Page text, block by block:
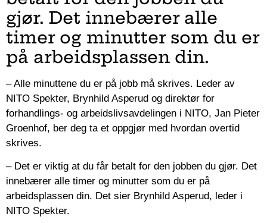
gjør. Det innebærer alle
timer og minutter som du er
på arbeidsplassen din.
– Alle minuttene du er på jobb må skrives. Leder av
NITO Spekter, Brynhild Asperud og direktør for
forhandlings- og arbeidslivsavdelingen i NITO, Jan Pieter
Groenhof, ber deg ta et oppgjør med hvordan overtid
skrives.
– Det er viktig at du får betalt for den jobben du gjør. Det
innebærer alle timer og minutter som du er på
arbeidsplassen din. Det sier Brynhild Asperud, leder i
NITO Spekter.